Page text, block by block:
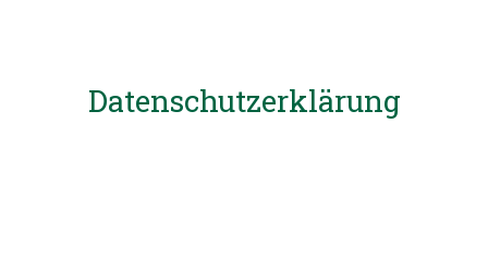
Datenschutzerklärung